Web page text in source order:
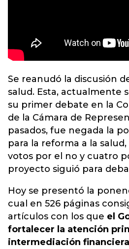
Se reanudó la discusión
salud. Esta, actualmente
su primer debate en la
de la Cámara de
pasados, fue negada la
para la reforma a la
votos por el no y cuatro
proyecto siguió para
Hoy se presentó la
cual en 526 páginas
artículos con los que el
fortalecer la atención
intermediación financiera